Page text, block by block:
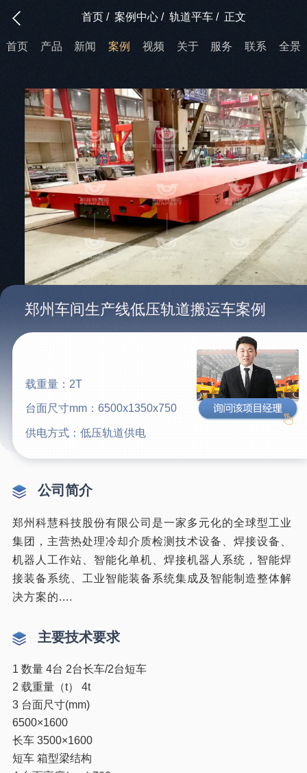
首页/ 案例中心/ 轨道平车/ 正文
首页 产品 新闻 案例 视频 关于 服务 联系 全景
郑州车间生产线低压轨道搬运车案例
载重量：2T
台面尺寸mm：6500x1350x750
供电方式：低压轨道供电
公司简介
郑州科慧科技股份有限公司是一家多元化的全球型工业
集团，主营热处理冷却介质检测技术设备、焊接设备、
机器人工作站、智能化单机、焊接机器人系统，智能焊
接装备系统、工业智能装备系统集成及智能制造整体解
决方案的....
主要技术要求
1 数量 4台 2台长车/2台短车
2 载重量（t） 4t
3 台面尺寸(mm)
6500×1600
长车 3500×1600
短车 箱型梁结构